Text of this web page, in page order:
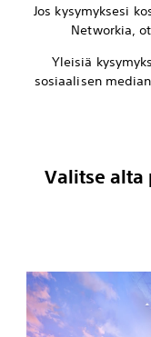
Jos kysymyksesi
Networkia,
Yleisiä
sosiaalisen
Valitse alta